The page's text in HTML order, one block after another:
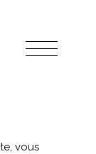
vous